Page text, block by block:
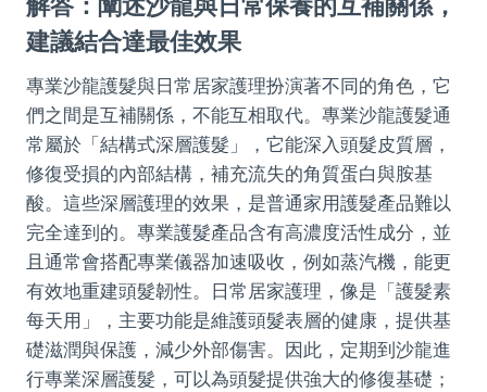
建議結合達最佳效果
專業沙龍護髮與日常居家護理扮演著不同的角色，它
們之間是互補關係，不能互相取代。專業沙龍護髮通
常屬於「結構式深層護髮」，它能深入頭髮皮質層，
修復受損的內部結構，補充流失的角質蛋白與胺基
酸。這些深層護理的效果，是普通家用護髮產品難以
完全達到的。專業護髮產品含有高濃度活性成分，並
且通常會搭配專業儀器加速吸收，例如蒸汽機，能更
有效地重建頭髮韌性。日常居家護理，像是「護髮素
每天用」，主要功能是維護頭髮表層的健康，提供基
礎滋潤與保護，減少外部傷害。因此，定期到沙龍進
行專業深層護髮，可以為頭髮提供強大的修復基礎；